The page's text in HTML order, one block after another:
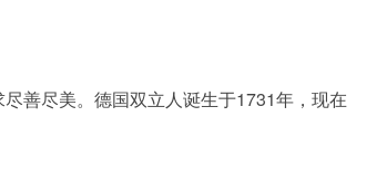
善尽美。德国双立人诞生于1731年，现在